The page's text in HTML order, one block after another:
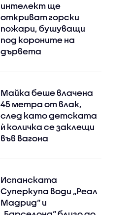
интелект ще
откриват горски
пожари, бушуващи
под короните на
дървета
Майка беше влачена
45 метра от влак,
след като детската
ѝ количка се заклещи
във вагона
Испанската
Суперкупа води „Реал
Мадрид“ и